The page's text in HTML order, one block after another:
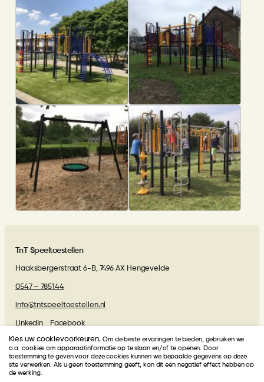
Al Amana Ede
Klimtoestel met uitdagingen
voor Speeltuin Vuren
TnT Speeltoestellen
Haaksbergerstraat 6-B, 7496 AX Hengevelde
0547 – 785144
info@tntspeeltoestellen.nl
LinkedIn Facebook
Algemene voorwaarden
Beoordelingen van onze klanten
Kies uw cookievoorkeuren. Om de beste ervaringen te bieden, gebruiken we
o.a. cookies om apparaatinformatie op te slaan en/of te openen. Door
toestemming te geven voor deze cookies kunnen we bepaalde gegevens op deze
site verwerken. Als u geen toestemming geeft, kan dit een negatief effect hebben op
de werking.